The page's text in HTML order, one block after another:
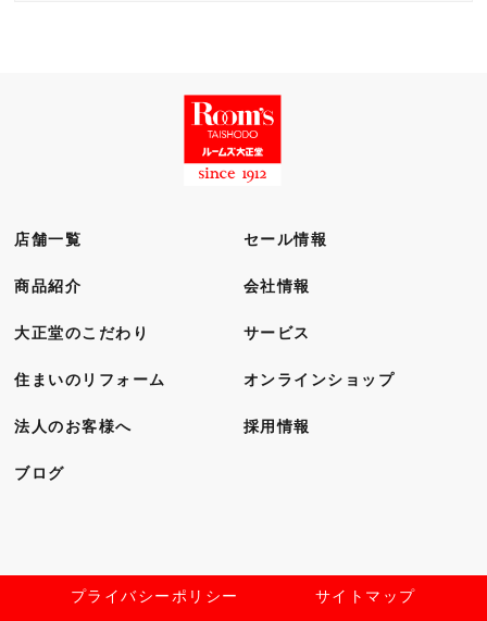
店舗一覧 セール情報
商品紹介 会社情報
大正堂のこだわり サービス
住まいのリフォーム オンラインショップ
法人のお客様へ 採用情報
ブログ
プライバシーポリシー サイトマップ